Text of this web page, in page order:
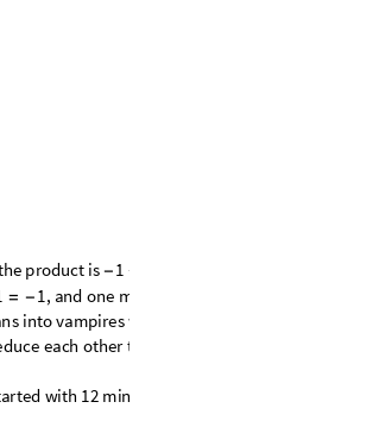
he product is - 1 *
= - 1, and one m
ns intovampiresw
duce each othert
arted with 12 min